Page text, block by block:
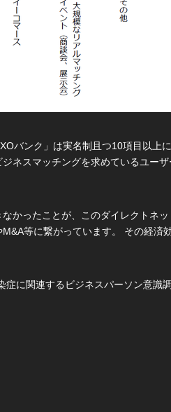
バンク」は実名制且つ10項目以上
ネスマッチングを求めているユー
かったことが、このダイレクトネ
等に繋がっています。 その経済
に関連するビジネスパーソン意識